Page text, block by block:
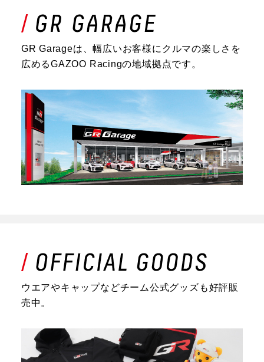
GR Garageは、幅広いお客様にクルマの楽しさを
広めるGAZOO Racingの地域拠点です。
ウエアやキャップなどチーム公式グッズも好評販
売中。